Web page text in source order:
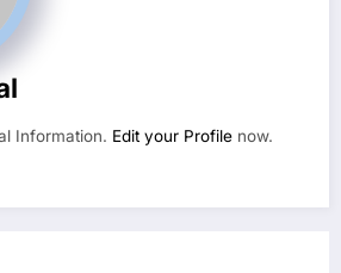
Information. Edit your Profile now.